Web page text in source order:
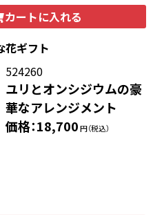
カートに入れる
花ギフト
524260
ユリとオンシジウムの豪
華なアレンジメント
価格：18,700円（税込）